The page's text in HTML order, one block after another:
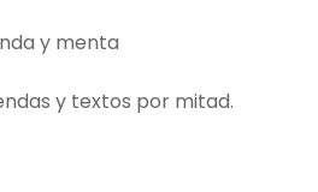
y menta
y textos por mitad.